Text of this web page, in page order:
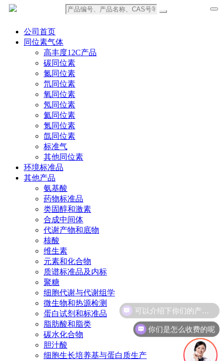
公司首页
同位素气体
高丰度12C产品
碳同位素
氮同位素
氘同位素
氧同位素
氖同位素
氦同位素
氪同位素
氙同位素
标准气
其他同位素
环境标准品
其他产品
氨基酸
药物标准品
类固醇和激素
合成中间体
代谢产物和底物
核酸
维生素
元素和化合物
质谱标准品及内标
聚糖
细胞代谢与代谢组学
微生物和热源检测
蛋白试剂和标准品
脂肪酸和脂类
碳水化合物
胆汁酸
细胞生长培养基与蛋白质生产
可以介绍下你们的产品么
你们是怎么收费的呢